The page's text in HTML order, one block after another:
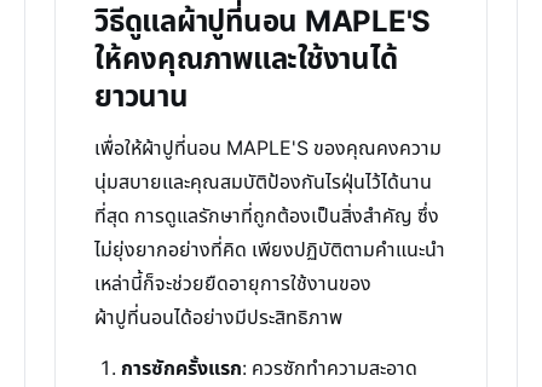
วิธีดูแลผ้าปูที่นอน MAPLE'S
ให้คงคุณภาพและใช้งานได้
ยาวนาน
เพื่อให้ผ้าปูที่นอน MAPLE'S ของคุณคงความ
นุ่มสบายและคุณสมบัติป้องกันไรฝุ่นไว้ได้นาน
ที่สุด การดูแลรักษาที่ถูกต้องเป็นสิ่งสำคัญ ซึ่ง
ไม่ยุ่งยากอย่างที่คิด เพียงปฏิบัติตามคำแนะนำ
เหล่านี้ก็จะช่วยยืดอายุการใช้งานของ
ผ้าปูที่นอนได้อย่างมีประสิทธิภาพ
การซักครั้งแรก: ควรซักทำความสะอาด